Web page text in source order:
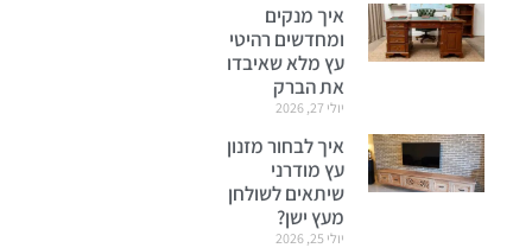
איך מנקים
ומחדשים רהיטי
עץ מלא שאיבדו
את הברק
יולי 27, 2026
איך לבחור מזנון
עץ מודרני
שיתאים לשולחן
מעץ ישן?
יולי 25, 2026